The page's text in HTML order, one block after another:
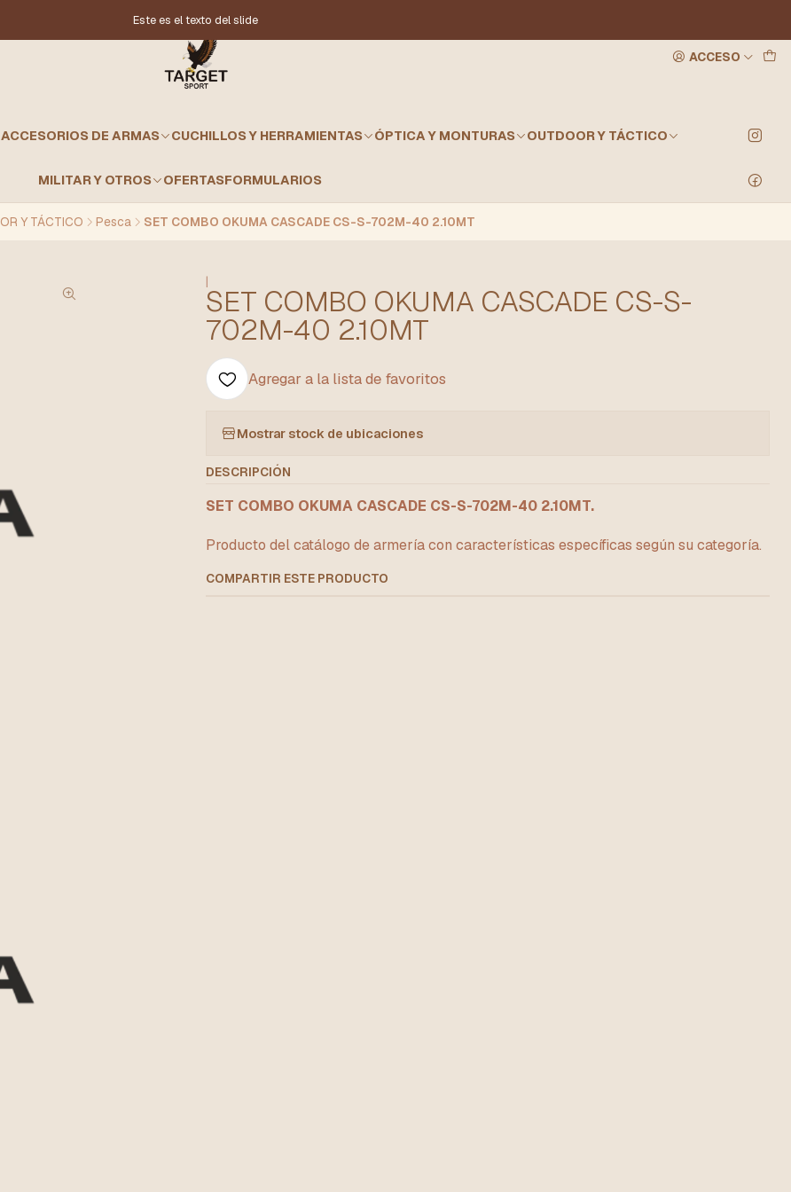
ACCESO
ACCESORIOS DE ARMAS CUCHILLOS Y HERRAMIENTAS ÓPTICA Y MONTURAS OUTDOOR Y TÁCTICO
MILITAR Y OTROS OFERTASFORMULARIOS
Este es el texto del slide
Y TÁCTICO Pesca SET COMBO OKUMA CASCADE CS-S-702M-40 2.10MT
|
SET COMBO OKUMA CASCADE CS-S-
702M-40 2.10MT
Agregar a la lista de favoritos
Mostrar stock de ubicaciones
DESCRIPCIÓN
SET COMBO OKUMA CASCADE CS-S-702M-40 2.10MT.
Producto del catálogo de armería con características específicas según su categoría.
COMPARTIR ESTE PRODUCTO